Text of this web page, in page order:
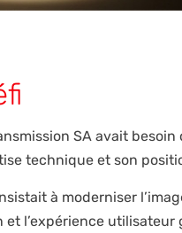
SA avait
technique et son
à moderniser
et l’expérience